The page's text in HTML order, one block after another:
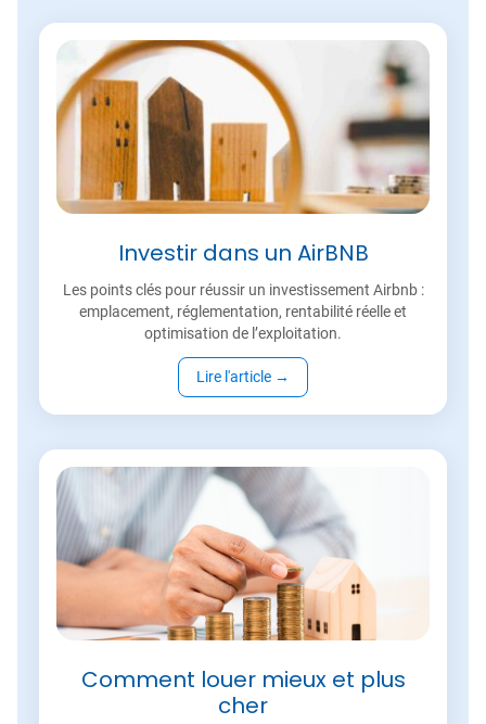
Investir dans un AirBNB
Les points clés pour réussir un investissement Airbnb :
emplacement, réglementation, rentabilité réelle et
optimisation de l’exploitation.
Lire l'article →
Comment louer mieux et plus
cher